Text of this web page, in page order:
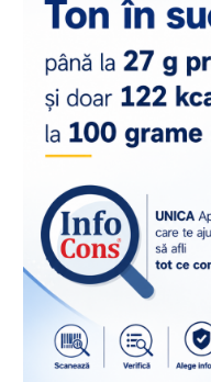
Salariul minim in
din 22 in UE